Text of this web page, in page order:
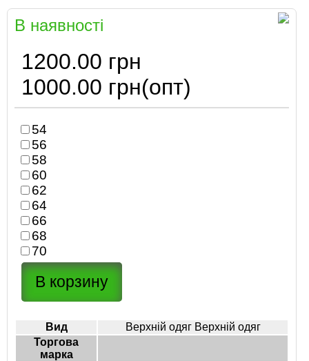
В наявності
1200.00 грн
1000.00 грн(опт)
54
56
58
60
62
64
66
68
70
Вид
Верхній одяг Верхній одяг
Торгова
марка